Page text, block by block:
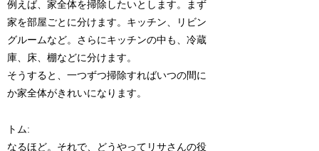
例えば、家全体を掃除したいとします。まず
家を部屋ごとに分けます。キッチン、リビン
グルームなど。さらにキッチンの中も、冷蔵
庫、床、棚などに分けます。
そうすると、一つずつ掃除すればいつの間に
か家全体がきれいになります。
トム:
なるほど。それで、どうやってリサさんの役